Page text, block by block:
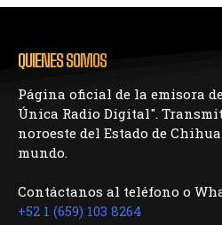
QUIENES SOMOS
Página oficial de la emisora
Única Radio Digital".
noroeste del Estado de
mundo.
Contáctanos al teléfono o
+52 1 (659) 103 8264